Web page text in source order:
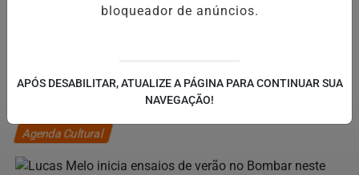
Agenda Cultural
bloqueador de anúncios.
APÓS DESABILITAR, ATUALIZE A PÁGINA PARA CONTINUAR SUA
NAVEGAÇÃO!